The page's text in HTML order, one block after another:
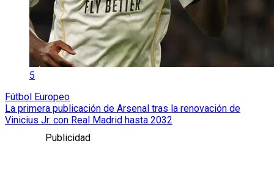
5
Fútbol Europeo
La primera publicación de Arsenal tras la renovación de
Vinicius Jr. con Real Madrid hasta 2032
Publicidad